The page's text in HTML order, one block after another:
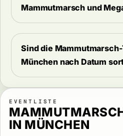
Mammutmarsch und
Sind die
München nach Datum
EVENTLISTE
IN MÜNCHEN